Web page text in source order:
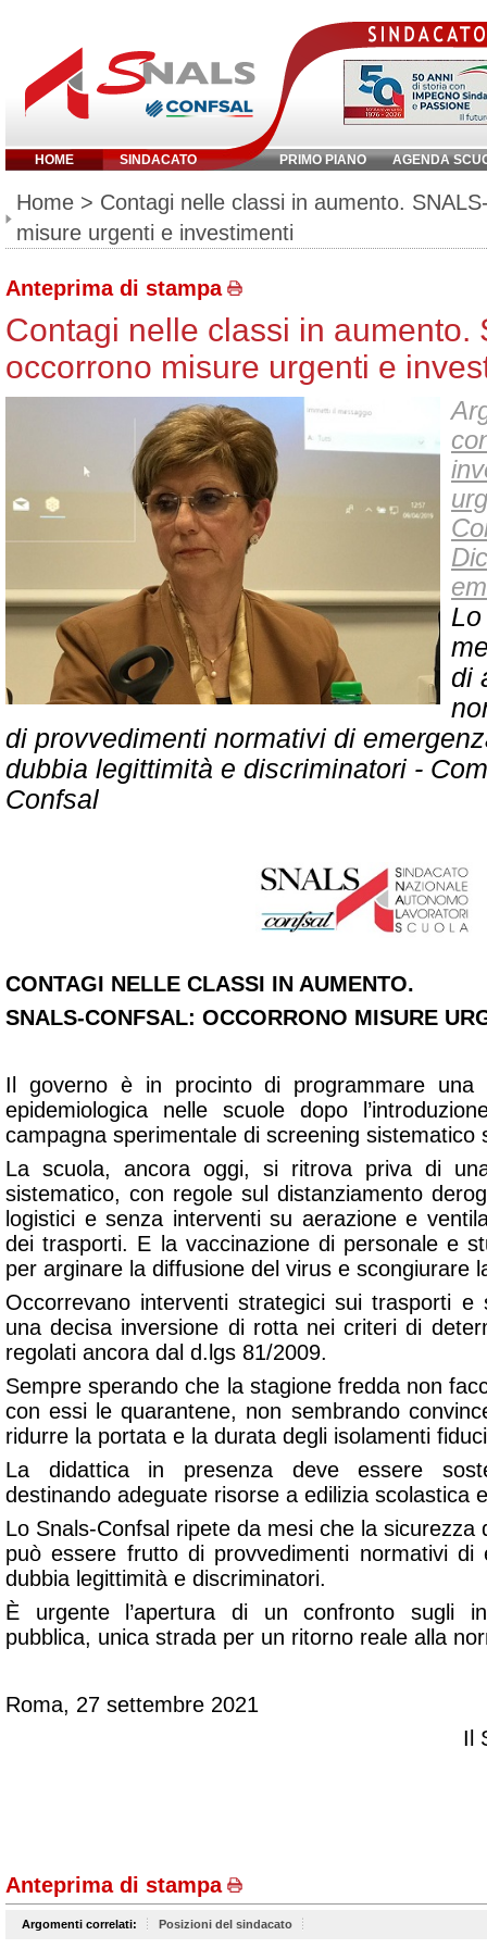
HOME SINDACATO PRIMO PIANO AGENDA
Inserisci parola chiave:
Home > Contagi nelle classi in aumento.
misure urgenti e investimenti
Anteprima di stampa
Contagi nelle classi in aumento.
occorrono misure urgenti e
di
di provvedimenti normativi di
dubbia legittimità e discriminatori -
Confsal
CONTAGI NELLE CLASSI IN AUMENTO.
SNALS-CONFSAL: OCCORRONO MISURE
Il governo è in procinto di programmare una
epidemiologica nelle scuole dopo
campagna sperimentale di screening sistematico
La scuola, ancora oggi, si ritrova priva di
sistematico, con regole sul distanziamento
logistici e senza interventi su aerazione e
dei trasporti. E la vaccinazione di personale e
per arginare la diffusione del virus e scongiurare
Occorrevano interventi strategici sui trasporti e
una decisa inversione di rotta nei criteri di
regolati ancora dal d.lgs 81/2009.
Sempre sperando che la stagione fredda non
con essi le quarantene, non sembrando
ridurre la portata e la durata degli isolamenti
La didattica in presenza deve essere
destinando adeguate risorse a edilizia scolastica
Lo Snals-Confsal ripete da mesi che la sicurezza
può essere frutto di provvedimenti normativi di
dubbia legittimità e discriminatori.
È urgente l’apertura di un confronto sugli
pubblica, unica strada per un ritorno reale alla
Roma, 27 settembre 2021
Il
Anteprima di stampa
Argomenti correlati: Posizioni del sindacato